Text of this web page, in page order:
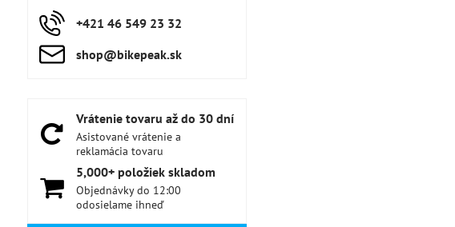
+421 46 549 23 32
shop​@bikepeak​.sk
Vrátenie tovaru až do 30 dní
Asistované vrátenie a
reklamácia tovaru
5,000+ položiek skladom
Objednávky do 12:00
odosielame ihneď